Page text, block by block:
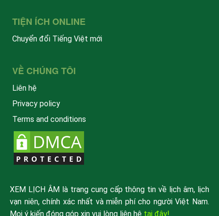
TIỆN ÍCH ONLINE
Chuyển đổi Tiếng Việt mới
VỀ CHÚNG TÔI
Liên hệ
Privacy policy
Terms and conditions
XEM LỊCH ÂM là trang cung cấp thông tin về lịch âm, lịch
vạn niên, chính xác nhất và miễn phí cho người Việt Nam.
Mọi ý kiến đóng góp xin vui lòng liên hệ tại đây!